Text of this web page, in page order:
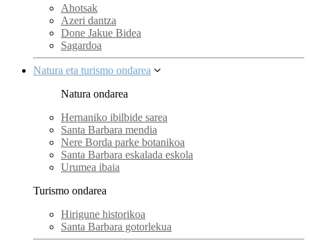
Ahotsak
Azeri dantza
Done Jakue Bidea
Sagardoa
Natura eta turismo ondarea
Natura ondarea
Hernaniko ibilbide sarea
Santa Barbara mendia
Nere Borda parke botanikoa
Santa Barbara eskalada eskola
Urumea ibaia
Turismo ondarea
Hirigune historikoa
Santa Barbara gotorlekua